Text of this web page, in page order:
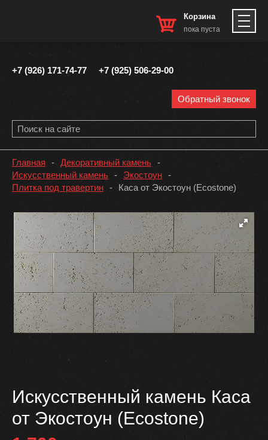
+7 (926) 171-74-77 +7 (925) 506-29-00
Корзина
пока пуста
Обратный звонок
Главная - Декоративный камень -
Искусственный камень - Экостоун -
Плитка под травертин - Каса от Экостоун (Ecostone)
Искусственный камень Каса
от Экостоун (Ecostone)